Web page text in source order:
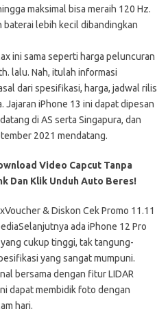
maksimal bisa meraih 120 Hz.
baterai lebih kecil dibandingkan
ini sama seperti harga peluncuran
lalu. Nah, itulah informasi
dari spesifikasi, harga, jadwal rilis
Jajaran iPhone 13 ini dapat dipesan
di AS serta Singapura, dan
2021 mendatang.
Video Capcut Tanpa
Dan Klik Unduh Auto Beres!
& Diskon Cek Promo 11.11
ada iPhone 12 Pro
cukup tinggi, tak tangung-
yang sangat mumpuni.
bersama dengan fitur LIDAR
dapat membidik foto dengan
hari.